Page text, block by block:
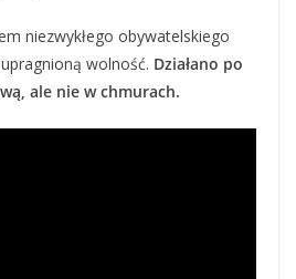
niezwykłego obywatelskiego
wolność. Działano po
ale nie w chmurach.